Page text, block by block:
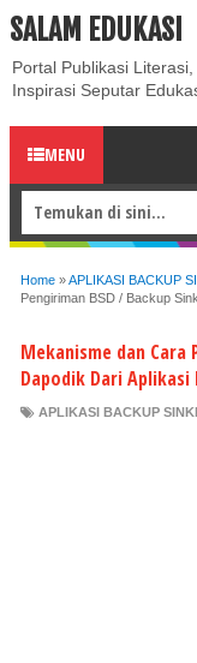
ABOUT CONTACT US
SALAM EDUKASI
Portal Publikasi
Inspirasi Seputar
MENU
Home »APLIKASI BACKUP
Pengiriman BSD / Backup
Mekanisme dan Cara
Dapodik Dari Aplikasi
APLIKASI BACKUP